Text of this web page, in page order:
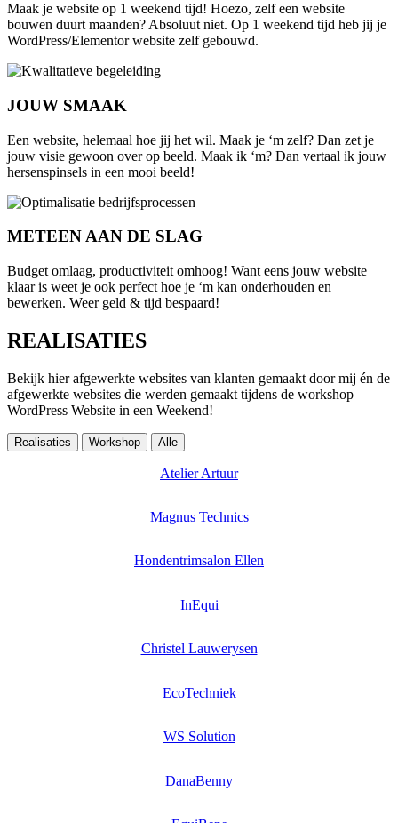
Maak je website op 1 weekend tijd! Hoezo, zelf een website
bouwen duurt maanden? Absoluut niet. Op 1 weekend tijd heb jij je
WordPress/Elementor website zelf gebouwd.
JOUW SMAAK
Een website, helemaal hoe jij het wil. Maak je ‘m zelf? Dan zet je
jouw visie gewoon over op beeld. Maak ik ‘m? Dan vertaal ik jouw
hersenspinsels in een mooi beeld!
METEEN AAN DE SLAG
Budget omlaag, productiviteit omhoog! Want eens jouw website
klaar is weet je ook perfect hoe je ‘m kan onderhouden en
bewerken. Weer geld & tijd bespaard!
REALISATIES
Bekijk hier afgewerkte websites van klanten gemaakt door mij én de
afgewerkte websites die werden gemaakt tijdens de workshop
WordPress Website in een Weekend!
Realisaties Workshop Alle
Atelier Artuur
Magnus Technics
Hondentrimsalon Ellen
InEqui
Christel Lauwerysen
EcoTechniek
WS Solution
DanaBenny